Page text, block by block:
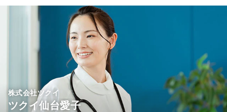
株式会社ツクイ
ツクイ仙台愛子